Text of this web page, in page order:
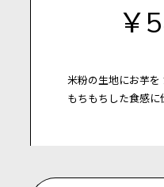
￥
米粉の生地にお芋を
もちもちした食感に